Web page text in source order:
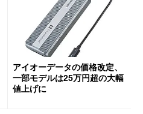
アイオーデータの価格改定、
一部モデルは25万円超の大幅
値上げに